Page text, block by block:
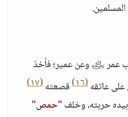
عمر ﵁ وعن عمير؛ فأخذ
عاتقه(١٦) قصعته(١٧)
حربته، وخلف"حمص"